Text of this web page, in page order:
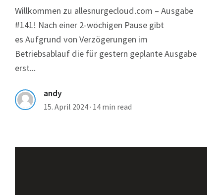
Willkommen zu allesnurgecloud.com – Ausgabe
#141! Nach einer 2-wöchigen Pause gibt
es Aufgrund von Verzögerungen im
Betriebsablauf die für gestern geplante Ausgabe
erst...
andy
15. April 2024 · 14 min read